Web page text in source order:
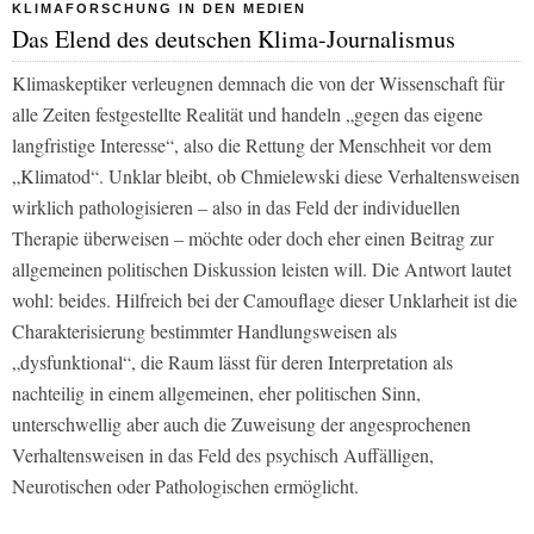
KLIMAFORSCHUNG IN DEN MEDIEN
Das Elend des deutschen Klima-Journalismus
Klimaskeptiker verleugnen demnach die von der Wissenschaft für
alle Zeiten festgestellte Realität und handeln „gegen das eigene
langfristige Interesse“, also die Rettung der Menschheit vor dem
„Klimatod“. Unklar bleibt, ob Chmielewski diese Verhaltensweisen
wirklich pathologisieren – also in das Feld der individuellen
Therapie überweisen – möchte oder doch eher einen Beitrag zur
allgemeinen politischen Diskussion leisten will. Die Antwort lautet
wohl: beides. Hilfreich bei der Camouflage dieser Unklarheit ist die
Charakterisierung bestimmter Handlungsweisen als
„dysfunktional“, die Raum lässt für deren Interpretation als
nachteilig in einem allgemeinen, eher politischen Sinn,
unterschwellig aber auch die Zuweisung der angesprochenen
Verhaltensweisen in das Feld des psychisch Auffälligen,
Neurotischen oder Pathologischen ermöglicht.